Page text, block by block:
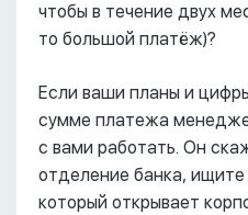
чтобы в течение двух
то большой платёж)?
Если ваши планы и
сумме платежа
с вами работать. Он
отделение банка,
который открывает